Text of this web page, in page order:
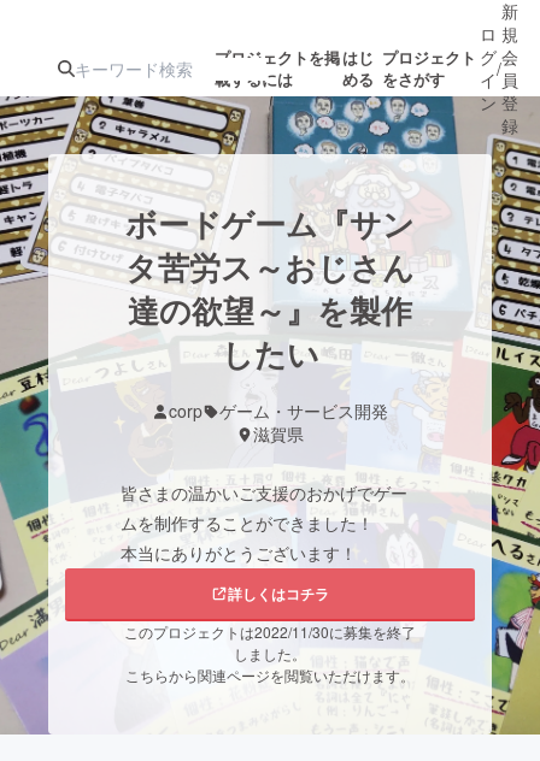
プロジェクトを掲
載するには
はじ
める
プロジェクト
をさがす
人気のプロ
ジェクト
注目のリ
ターン
注目の新着プロ
ジェクト
募集終了が近いプ
ロジェクト
もうすぐ公開
されます
アート・写真 音楽
テクノロジー・ガジェット ゲーム・サ
書籍・雑誌
ビジネス・起業 チャレンジ
まちづくり・地域活性化
CAMPFIRE for Social Good
ロ
グ
イ
ン
/
新
規
会
員
登
録
ボードゲーム『サン
タ苦労ス～おじさん
達の欲望～』を製作
したい
corp
ゲーム・サービス開発
滋賀県
皆さまの温かいご支援のおかげでゲー
ムを制作することができました！
本当にありがとうございます！
詳しくはコチラ
このプロジェクトは2022/11/30に募集を終了
しました。
こちらから関連ページを閲覧いただけます。